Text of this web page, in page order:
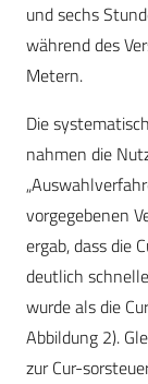
und sechs
während des
Metern.
Die
nahmen die
vorgegebenen
ergab, dass die
deutlich
wurde als die
Abbildung 2).
zur Cur-